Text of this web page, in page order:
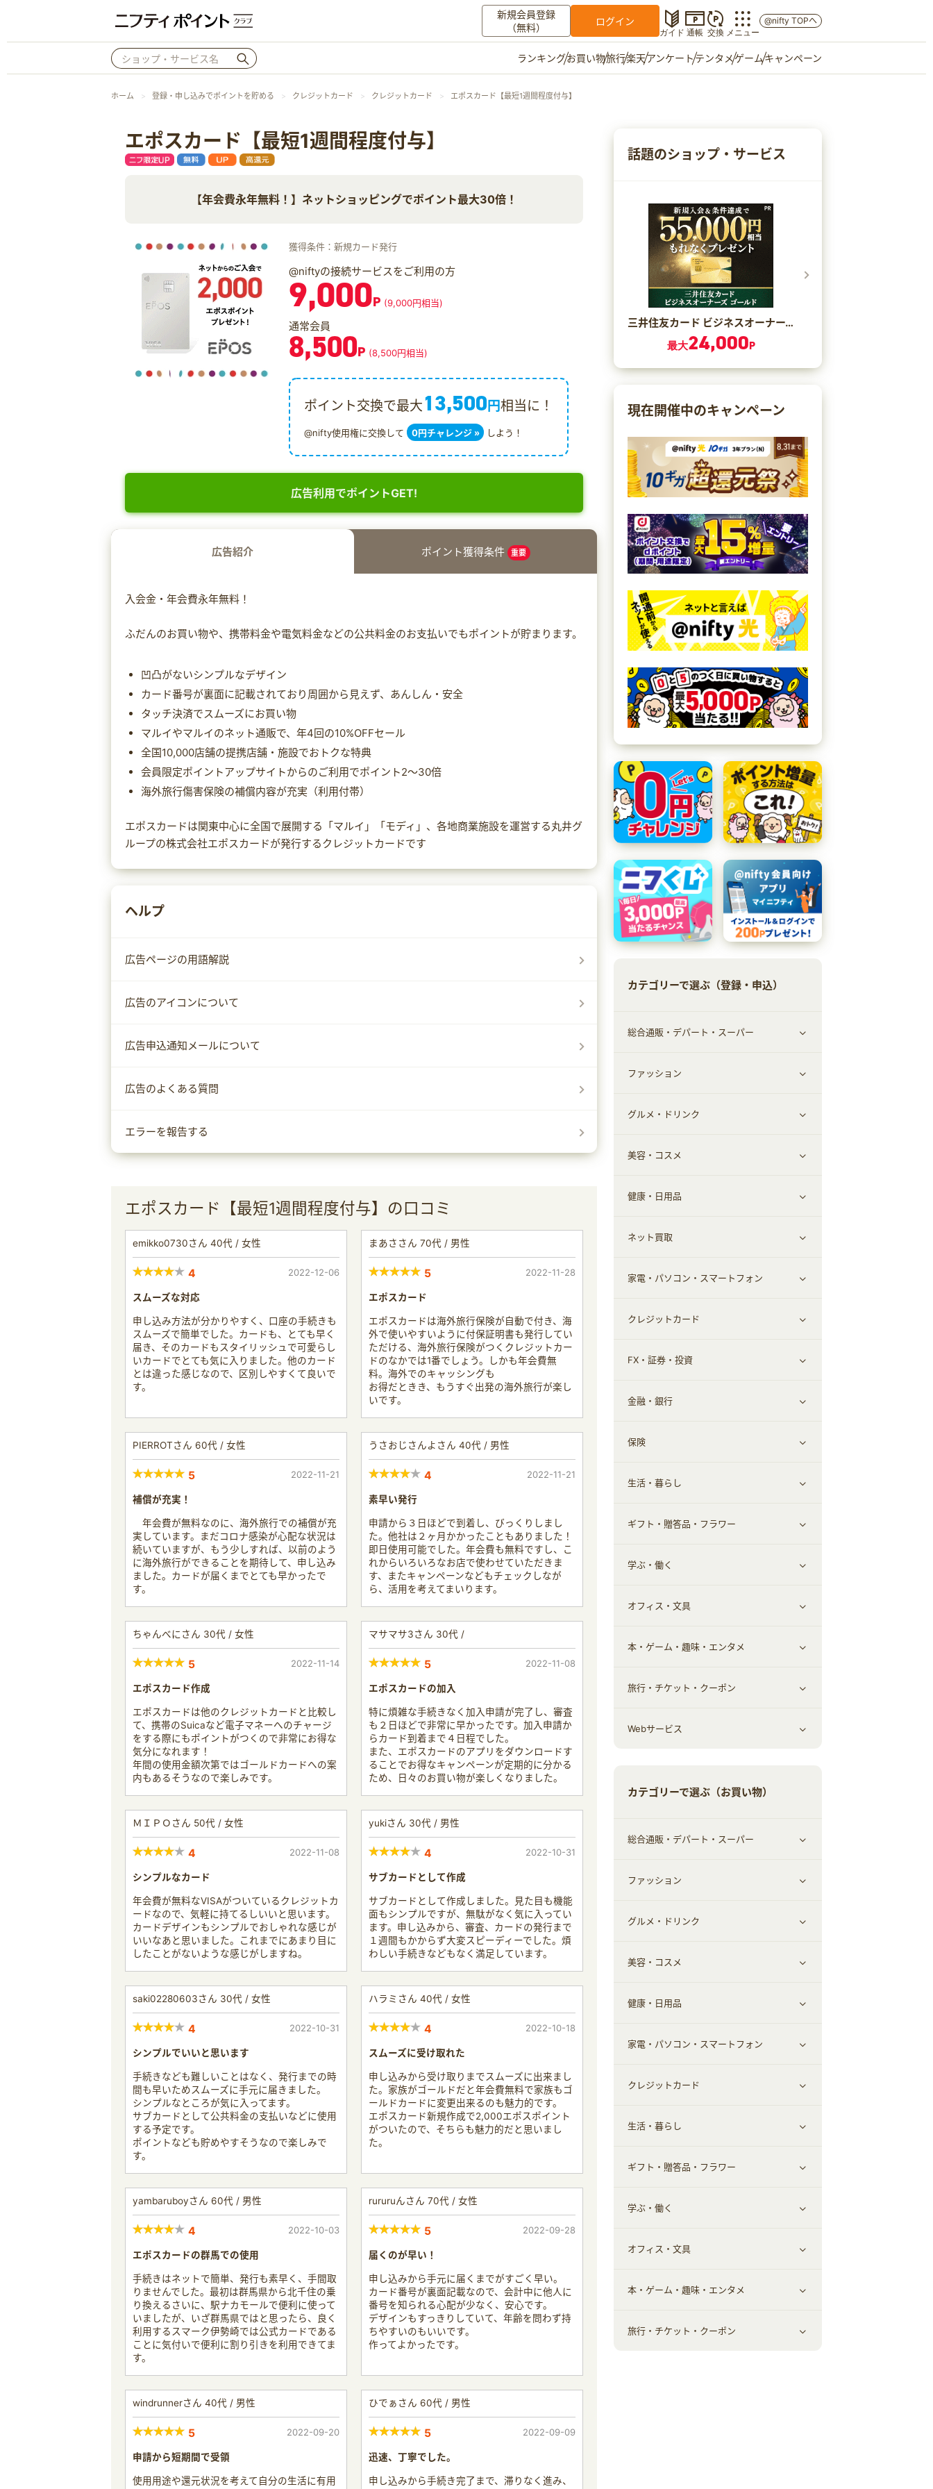
新規会員登録
（無料）
ログイン
ガイド 通帳 交換 メニュー
その他
お知らせ
初心者ガイド
@nifty TOPへ
ランキングお買い物旅行楽天アンケートテンタメゲームキャンペーン
ホーム 登録・申し込みでポイントを貯める クレジットカード クレジットカード エポスカード【最短1週間程度付与】
エポスカード【最短1週間程度付与】
【年会費永年無料！】ネットショッピングでポイント最大30倍！
獲得条件：新規カード発行
@niftyの接続サービスをご利用の方
9,000P (9,000円相当)
通常会員
8,500P (8,500円相当)
ポイント交換で最大13,500円相当に！
@nifty使用権に交換して 0円チャレンジ » しよう！
広告利用でポイントGET!
広告紹介 ポイント獲得条件 重要
入会金・年会費永年無料！
ふだんのお買い物や、携帯料金や電気料金などの公共料金のお支払いでもポイントが貯まります。
凹凸がないシンプルなデザイン
カード番号が裏面に記載されており周囲から見えず、あんしん・安全
タッチ決済でスムーズにお買い物
マルイやマルイのネット通販で、年4回の10%OFFセール
全国10,000店舗の提携店舗・施設でおトクな特典
会員限定ポイントアップサイトからのご利用でポイント2～30倍
海外旅行傷害保険の補償内容が充実（利用付帯）
エポスカードは関東中心に全国で展開する「マルイ」「モディ」、各地商業施設を運営する丸井グ
ループの株式会社エポスカードが発行するクレジットカードです
ヘルプ
広告ページの用語解説
広告のアイコンについて
広告申込通知メールについて
広告のよくある質問
エラーを報告する
エポスカード【最短1週間程度付与】の口コミ
emikko0730さん 40代 / 女性
4 2022-12-06
スムーズな対応
申し込み方法が分かりやすく、口座の手続きも
スムーズで簡単でした。カードも、とても早く
届き、そのカードもスタイリッシュで可愛らし
いカードでとても気に入りました。他のカード
とは違った感じなので、区別しやすくて良いで
す。
まあささん 70代 / 男性
5 2022-11-28
エポスカード
エポスカードは海外旅行保険が自動で付き、海
外で使いやすいように付保証明書も発行してい
ただける、海外旅行保険がつくクレジットカー
ドのなかでは1番でしょう。しかも年会費無
料。海外でのキャッシングも
お得だときき、もうすぐ出発の海外旅行が楽し
いです。
PIERROTさん 60代 / 女性
5 2022-11-21
補償が充実！
年会費が無料なのに、海外旅行での補償が充
実しています。まだコロナ感染が心配な状況は
続いていますが、もう少しすれば、以前のよう
に海外旅行ができることを期待して、申し込み
ました。カードが届くまでとても早かったで
す。
うさおじさんよさん 40代 / 男性
4 2022-11-21
素早い発行
申請から３日ほどで到着し、びっくりしまし
た。他社は２ヶ月かかったこともありました！
即日使用可能でした。年会費も無料ですし、こ
れからいろいろなお店で使わせていただきま
す、またキャンペーンなどもチェックしなが
ら、活用を考えてまいります。
ちゃんべにさん 30代 / 女性
5 2022-11-14
エポスカード作成
エポスカードは他のクレジットカードと比較し
て、携帯のSuicaなど電子マネーへのチャージ
をする際にもポイントがつくので非常にお得な
気分になれます！
年間の使用金額次第ではゴールドカードへの案
内もあるそうなので楽しみです。
マサマサ3さん 30代 /
5 2022-11-08
エポスカードの加入
特に煩雑な手続きなく加入申請が完了し、審査
も２日ほどで非常に早かったです。加入申請か
らカード到着まで４日程でした。
また、エポスカードのアプリをダウンロードす
ることでお得なキャンペーンが定期的に分かる
ため、日々のお買い物が楽しくなりました。
ＭＩＰＯさん 50代 / 女性
4 2022-11-08
シンプルなカード
年会費が無料なVISAがついているクレジットカ
ードなので、気軽に持てるしいいと思います。
カードデザインもシンプルでおしゃれな感じが
いいなあと思いました。これまでにあまり目に
したことがないような感じがしますね。
yukiさん 30代 / 男性
4 2022-10-31
サブカードとして作成
サブカードとして作成しました。見た目も機能
面もシンプルですが、無駄がなく気に入ってい
ます。申し込みから、審査、カードの発行まで
１週間もかからず大変スピーディーでした。煩
わしい手続きなどもなく満足しています。
saki02280603さん 30代 / 女性
4 2022-10-31
シンプルでいいと思います
手続きなども難しいことはなく、発行までの時
間も早いためスムーズに手元に届きました。
シンプルなところが気に入ってます。
サブカードとして公共料金の支払いなどに使用
する予定です。
ポイントなども貯めやすそうなので楽しみで
す。
ハラミさん 40代 / 女性
4 2022-10-18
スムーズに受け取れた
申し込みから受け取りまでスムーズに出来まし
た。家族がゴールドだと年会費無料で家族もゴ
ールドカードに変更出来るのも魅力的です。
エポスカード新規作成で2,000エポスポイント
がついたので、そちらも魅力的だと思いまし
た。
yambaruboyさん 60代 / 男性
4 2022-10-03
エポスカードの群馬での使用
手続きはネットで簡単、発行も素早く、手間取
りませんでした。最初は群馬県から北千住の乗
り換えるさいに、駅ナカモールで便利に使って
いましたが、いざ群馬県ではと思ったら、良く
利用するスマーク伊勢崎では公式カードである
ことに気付いで便利に割り引きを利用できてま
す。
rururuんさん 70代 / 女性
5 2022-09-28
届くのが早い！
申し込みから手元に届くまでがすごく早い。
カード番号が裏面記載なので、会計中に他人に
番号を知られる心配が少なく、安心です。
デザインもすっきりしていて、年齢を問わず持
ちやすいのもいいです。
作ってよかったです。
windrunnerさん 40代 / 男性
5 2022-09-20
申請から短期間で受領
使用用途や還元状況を考えて自分の生活に有用
ひでぁさん 60代 / 男性
5 2022-09-09
迅速、丁寧でした。
申し込みから手続き完了まで、滞りなく進み、
話題のショップ・サービス
三井住友カード ビジネスオーナーズ ゴールド（カード発行）
最大24,000P
現在開催中のキャンペーン
カテゴリーで選ぶ（登録・申込）
総合通販・デパート・スーパー
すべて見る
総合通販
ファッション
すべて見る
ファッション
インナー・下着
スーツ・フォーマル
グルメ・ドリンク
すべて見る
グルメ
お酒
食材宅配
ウォーターサーバー
美容・コスメ
すべて見る
ヘアケア
エステ・サロン
メンズ美容
健康・日用品
すべて見る
スポーツ・フィットネス
日用品・薬局・からだ
ネット買取
すべて見る
ネット買取
家電・パソコン・スマートフォン
すべて見る
家電・パソコン・ソフトウェア
通信・レンタルサーバー
スマホ・携帯電話・SIM
定額制有料コンテンツ
クレジットカード
すべて見る
クレジットカード
FX・証券・投資
すべて見る
証券
仮想通貨
その他投資
金融・銀行
銀行・ネット銀行
キャッシング・ローン
その他金融
保険
すべて見る
保険相談・面談
生活・暮らし
すべて見る
住まい・暮らし
不動産
引越し
エコ・エネルギー
車情報・カーシェア・レンタル
ギフト・贈答品・フラワー
すべて見る
ギフト・贈答品
学ぶ・働く
すべて見る
習い事・学習・学校
仕事・転職
オフィス・文具
すべて見る
オフィス・文具
本・ゲーム・趣味・エンタメ
すべて見る
ゲーム・趣味
旅行・チケット・クーポン
すべて見る
Webサービス
カテゴリーで選ぶ（お買い物）
総合通販・デパート・スーパー
すべて見る
総合通販
デパート・スーパー
ファッション
すべて見る
ファッション
インナー・下着
靴・フットウェア
小物・かばん
スーツ・フォーマル
グルメ・ドリンク
すべて見る
グルメ
ドリンク
お酒
食材宅配
美容・コスメ
すべて見る
スキンケア
メイクアップ
ヘアケア
メンズ美容
美容・ダイエット用品
脱毛用品
美容食品
健康・日用品
すべて見る
健康食品｜青汁・飲料
健康食品｜乳酸菌・ケフィア
健康食品｜その他
スポーツ・フィットネス
日用品・薬局・からだ
家電・パソコン・スマートフォン
すべて見る
家電・パソコン・ソフトウェア
スマホ・携帯電話・SIM
クレジットカード
すべて見る
クレジットカード
生活・暮らし
すべて見る
車情報・カーシェア・レンタル
お役立ち
生活雑貨・家具インテリア
赤ちゃん・こども・マタニティ
ギフト・贈答品・フラワー
すべて見る
ギフト・贈答品
フラワー
学ぶ・働く
すべて見る
習い事・学習・学校
オフィス・文具
すべて見る
オフィス・文具
本・ゲーム・趣味・エンタメ
すべて見る
旅行・チケット・クーポン